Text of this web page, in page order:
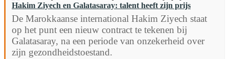
Hakim Ziyech en Galatasaray: talent heeft zijn prijs
De Marokkaanse international Hakim Ziyech staat
op het punt een nieuw contract te tekenen bij
Galatasaray, na een periode van onzekerheid over
zijn gezondheidstoestand.